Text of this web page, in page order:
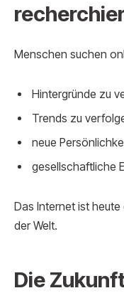
Menschen suchen
Hintergründe zu
Trends zu
neue
gesellschaftliche
Das Internet ist
der Welt.
Die